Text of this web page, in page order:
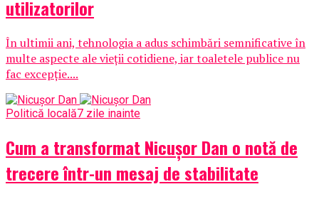
utilizatorilor
În ultimii ani, tehnologia a adus schimbări semnificative în
multe aspecte ale vieții cotidiene, iar toaletele publice nu
fac excepție....
Politică locală7 zile inainte
Cum a transformat Nicușor Dan o notă de
trecere într-un mesaj de stabilitate